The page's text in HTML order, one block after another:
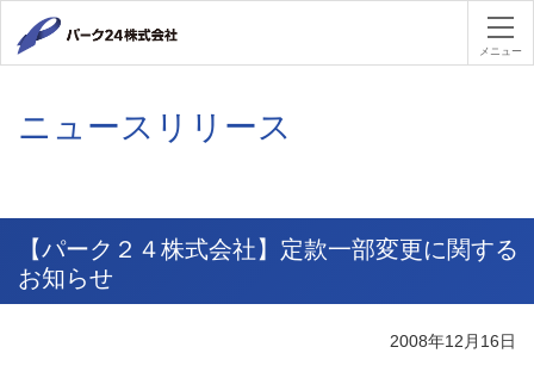
パーク２
メニュー
ニュースリリース
【パーク２４株式会社】定款一部変更に関する
お知らせ
2008年12月16日